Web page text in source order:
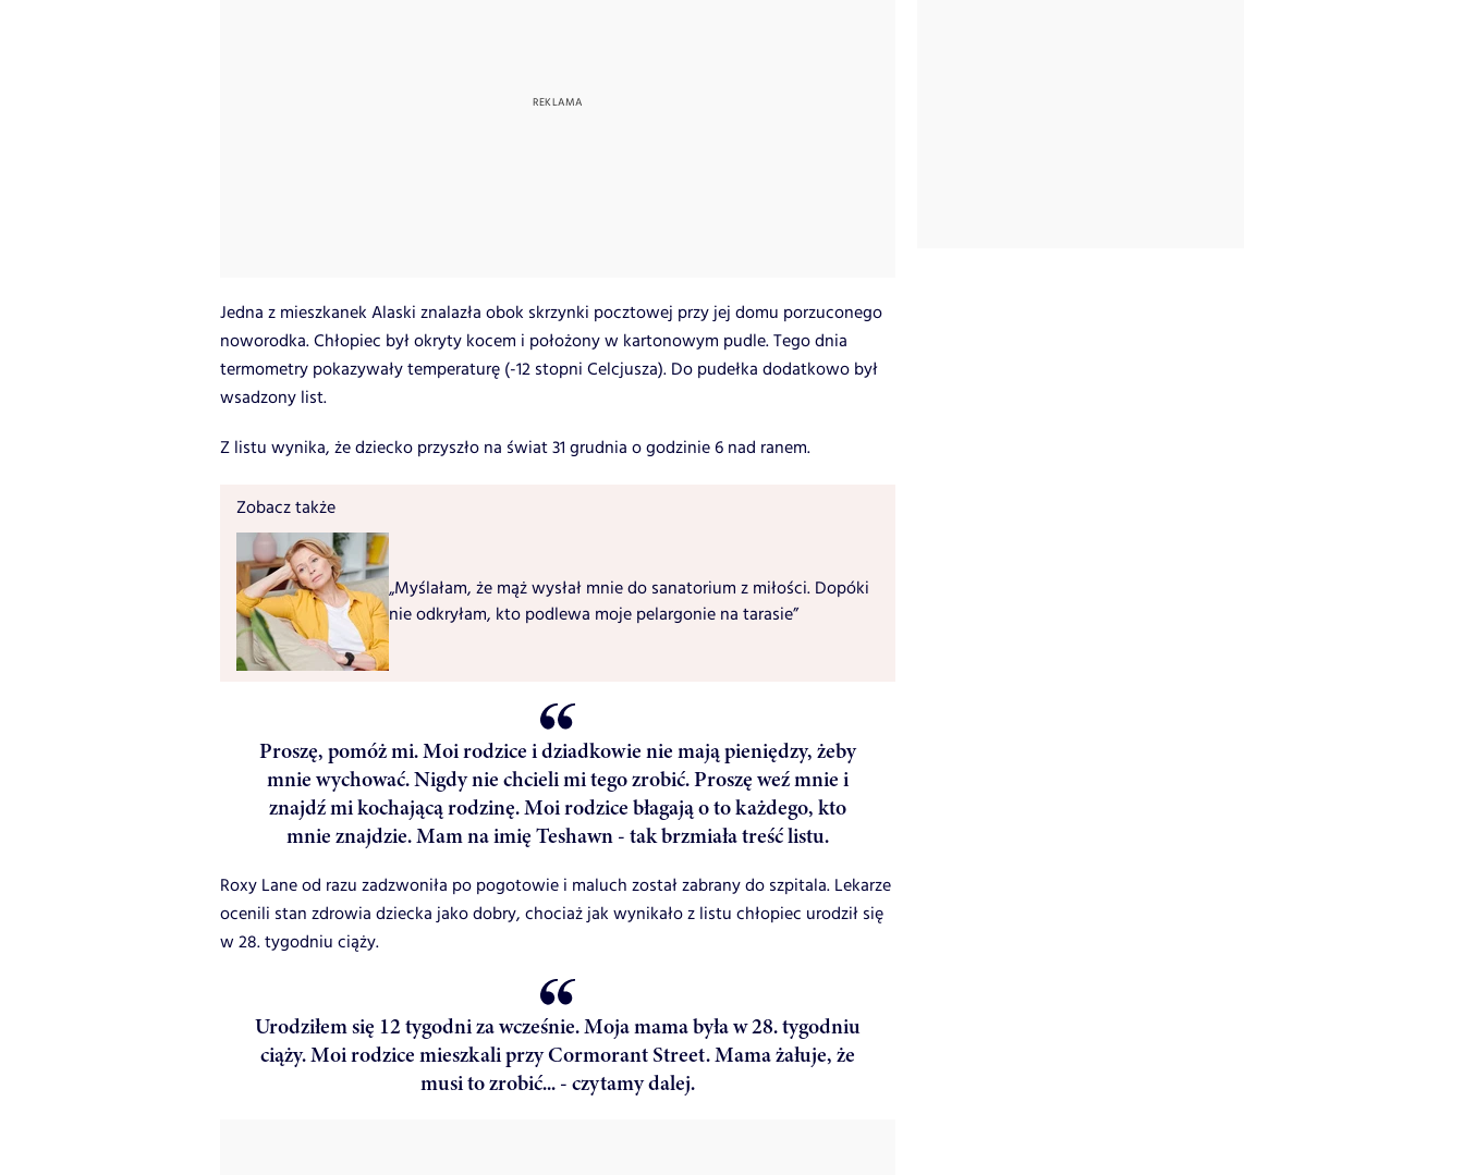
Jedna z mieszkanek Alaski znalazła obok skrzynki pocztowej przy jej domu porzuconego
noworodka. Chłopiec był okryty kocem i położony w kartonowym pudle. Tego dnia
termometry pokazywały temperaturę (-12 stopni Celcjusza). Do pudełka dodatkowo był
wsadzony list.
Z listu wynika, że dziecko przyszło na świat 31 grudnia o godzinie 6 nad ranem.
Zobacz także
„Myślałam, że mąż wysłał mnie do sanatorium z miłości. Dopóki
nie odkryłam, kto podlewa moje pelargonie na tarasie”
Proszę, pomóż mi. Moi rodzice i dziadkowie nie mają pieniędzy, żeby
mnie wychować. Nigdy nie chcieli mi tego zrobić. Proszę weź mnie i
znajdź mi kochającą rodzinę. Moi rodzice błagają o to każdego, kto
mnie znajdzie. Mam na imię Teshawn - tak brzmiała treść listu.
Roxy Lane od razu zadzwoniła po pogotowie i maluch został zabrany do szpitala. Lekarze
ocenili stan zdrowia dziecka jako dobry, chociaż jak wynikało z listu chłopiec urodził się
w 28. tygodniu ciąży.
Urodziłem się 12 tygodni za wcześnie. Moja mama była w 28. tygodniu
ciąży. Moi rodzice mieszkali przy Cormorant Street. Mama żałuje, że
musi to zrobić... - czytamy dalej.